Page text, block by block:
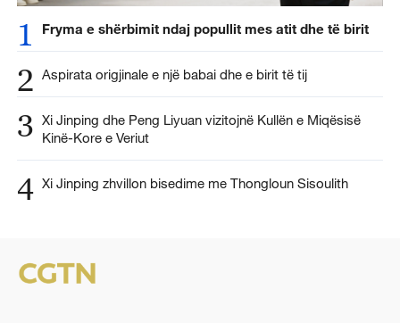
1 Fryma e shërbimit ndaj popullit mes atit dhe të birit
2 Aspirata origjinale e një babai dhe e birit të tij
3 Xi Jinping dhe Peng Liyuan vizitojnë Kullën e Miqësisë
Kinë-Kore e Veriut
4 Xi Jinping zhvillon bisedime me Thongloun Sisoulith